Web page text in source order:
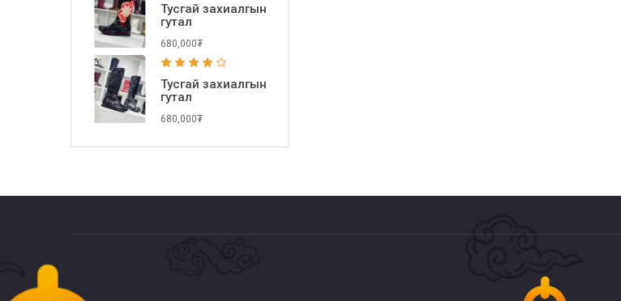
Тусгай захиалгын
гутал
680,000₮
Тусгай захиалгын
гутал
680,000₮